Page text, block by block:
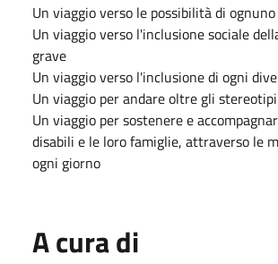
Un viaggio verso le possibilità di ognuno
Un viaggio verso l'inclusione sociale
grave
Un viaggio verso l'inclusione di ogni
Un viaggio per andare oltre gli
Un viaggio per sostenere e
disabili e le loro famiglie, attraverso le
ogni giorno
A cura di